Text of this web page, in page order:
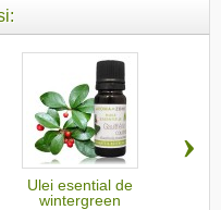
Ulei esential de
wintergreen
›